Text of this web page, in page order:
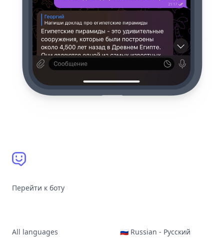
Перейти к боту
All languages 🇷🇺 Russian - Русский